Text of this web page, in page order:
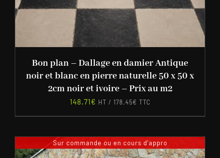
Bon plan – Dallage en damier Antique
noir et blanc en pierre naturelle 50 x 50 x
2cm noir et ivoire – Prix au m2
148,71€ HT / 178,45€ TTC
Sur commande ou en cours d'appro